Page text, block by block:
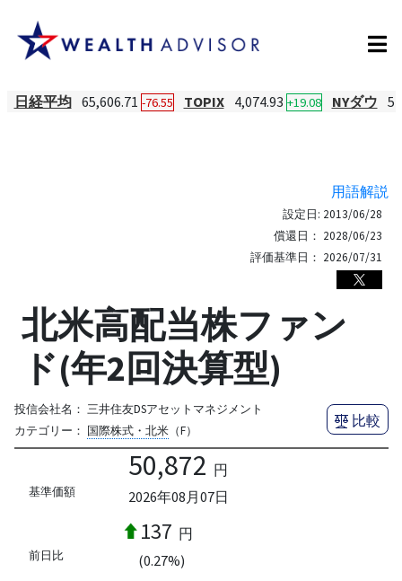
日経平均 65,606.71 -76.55 TOPIX 4,074.93 +19.08 NYダウ
用語解説
設定日: 2013/06/28
償還日： 2028/06/23
評価基準日： 2026/07/31
北米高配当株ファン
ド(年2回決算型)
投信会社名： 三井住友DSアセットマネジメント
カテゴリー： 国際株式・北米（F）
比較
基準価額
50,872 円
2026年08月07日
前日比
137 円
(0.27%)